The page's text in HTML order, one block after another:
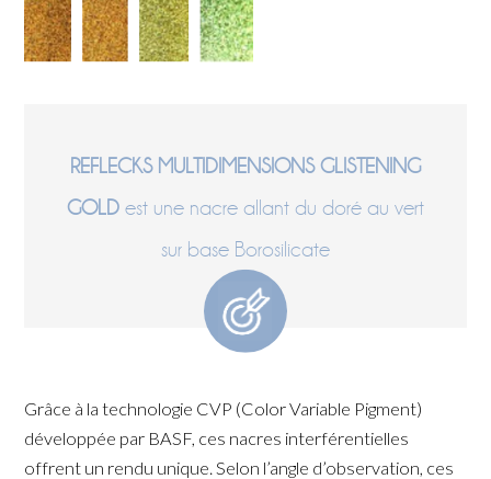
REFLECKS MULTIDIMENSIONS GLISTENING
GOLD est une nacre allant du doré au vert
sur base Borosilicate
Grâce à la technologie CVP (Color Variable Pigment)
développée par BASF, ces nacres interférentielles
offrent un rendu unique. Selon l’angle d’observation, ces